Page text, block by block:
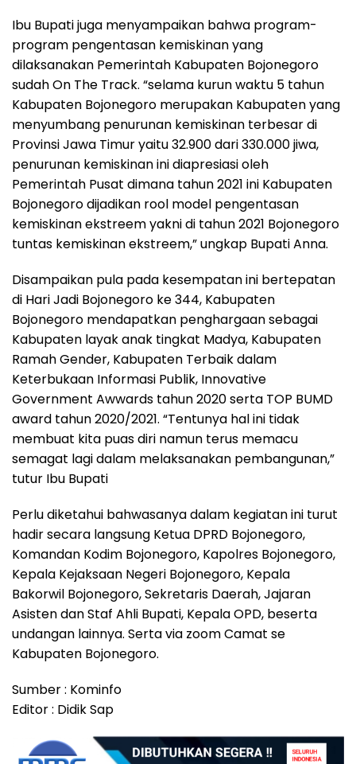
Ibu Bupati juga menyampaikan bahwa program-
program pengentasan kemiskinan yang
dilaksanakan Pemerintah Kabupaten Bojonegoro
sudah On The Track. “selama kurun waktu 5 tahun
Kabupaten Bojonegoro merupakan Kabupaten yang
menyumbang penurunan kemiskinan terbesar di
Provinsi Jawa Timur yaitu 32.900 dari 330.000 jiwa,
penurunan kemiskinan ini diapresiasi oleh
Pemerintah Pusat dimana tahun 2021 ini Kabupaten
Bojonegoro dijadikan rool model pengentasan
kemiskinan ekstreem yakni di tahun 2021 Bojonegoro
tuntas kemiskinan ekstreem,” ungkap Bupati Anna.
Disampaikan pula pada kesempatan ini bertepatan
di Hari Jadi Bojonegoro ke 344, Kabupaten
Bojonegoro mendapatkan penghargaan sebagai
Kabupaten layak anak tingkat Madya, Kabupaten
Ramah Gender, Kabupaten Terbaik dalam
Keterbukaan Informasi Publik, Innovative
Government Awwards tahun 2020 serta TOP BUMD
award tahun 2020/2021. “Tentunya hal ini tidak
membuat kita puas diri namun terus memacu
semagat lagi dalam melaksanakan pembangunan,”
tutur Ibu Bupati
Perlu diketahui bahwasanya dalam kegiatan ini turut
hadir secara langsung Ketua DPRD Bojonegoro,
Komandan Kodim Bojonegoro, Kapolres Bojonegoro,
Kepala Kejaksaan Negeri Bojonegoro, Kepala
Bakorwil Bojonegoro, Sekretaris Daerah, Jajaran
Asisten dan Staf Ahli Bupati, Kepala OPD, beserta
undangan lainnya. Serta via zoom Camat se
Kabupaten Bojonegoro.
Sumber : Kominfo
Editor : Didik Sap